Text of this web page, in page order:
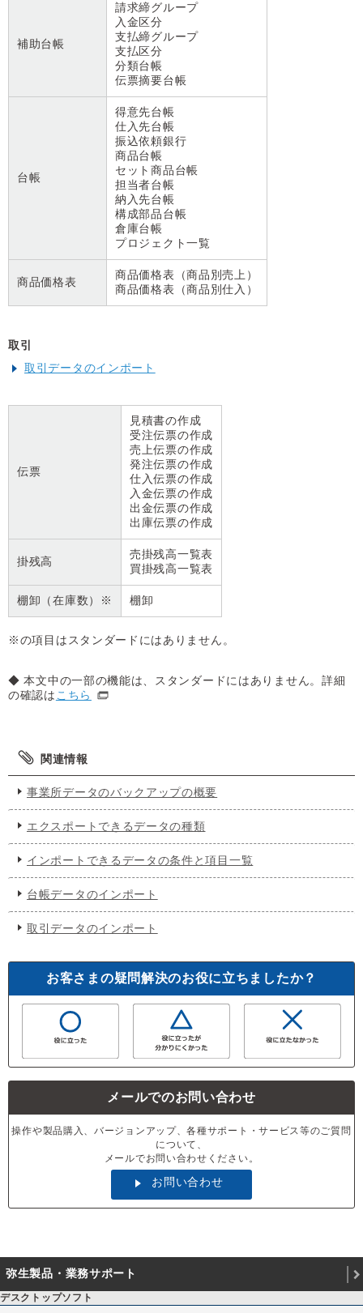
補助台帳
請求締グループ
入金区分
支払締グループ
支払区分
分類台帳
伝票摘要台帳
台帳
得意先台帳
仕入先台帳
振込依頼銀行
商品台帳
セット商品台帳
担当者台帳
納入先台帳
構成部品台帳
倉庫台帳
プロジェクト一覧
商品価格表
商品価格表（商品別売上）
商品価格表（商品別仕入）
取引
取引データのインポート
伝票
見積書の作成
受注伝票の作成
売上伝票の作成
発注伝票の作成
仕入伝票の作成
入金伝票の作成
出金伝票の作成
出庫伝票の作成
掛残高
売掛残高一覧表
買掛残高一覧表
棚卸（在庫数）※ 棚卸
※の項目はスタンダードにはありません。
◆ 本文中の一部の機能は、スタンダードにはありません。詳細
の確認は こちら
関連情報
事業所データのバックアップの概要
エクスポートできるデータの種類
インポートできるデータの条件と項目一覧
台帳データのインポート
取引データのインポート
お客さまの疑問解決のお役に立ちましたか？
メールでのお問い合わせ
操作や製品購入、バージョンアップ、各種サポート・サービス等のご質問
について、
メールでお問い合わせください。
お問い合わせ
弥生製品・業務サポート
デスクトップソフト